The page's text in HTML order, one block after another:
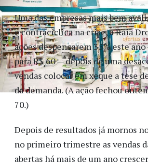
Uma das empresas mais bem
e contracíclica na crise, a Raia
ações despencarem 35% este
para R$ 60 — depois de uma
vendas colocar em xeque a tese
da demanda. (A ação fechou
70.)
Depois de resultados já mornos
no primeiro trimestre as vendas
abertas há mais de um ano